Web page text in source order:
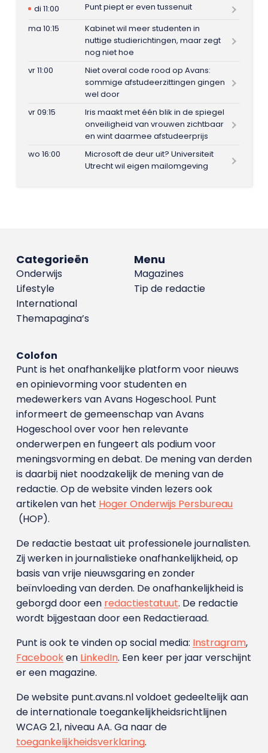
di 11:00
Punt piept er even tussenuit
ma 10:15
Kabinet wil meer studenten in
nuttige studierichtingen, maar zegt
nog niet hoe
vr 11:00
Niet overal code rood op Avans:
sommige afstudeerzittingen gingen
wel door
vr 09:15
Iris maakt met één blik in de spiegel
onveiligheid van vrouwen zichtbaar
en wint daarmee afstudeerprijs
wo 16:00
Microsoft de deur uit? Universiteit
Utrecht wil eigen mailomgeving
Menu
Magazines
Tip de redactie
Categorieën
Onderwijs
Lifestyle
International
Themapagina’s
Colofon
Punt is het onafhankelijke platform voor nieuws
en opinievorming voor studenten en
medewerkers van Avans Hoge­school. Punt
informeert de gemeenschap van Avans
Hogeschool over voor hen relevante
onderwerpen en fungeert als podium voor
meningsvorming en debat. De mening van derden
is daarbij niet noodzakelijk de mening van de
redactie. Op de website vinden lezers ook
artikelen van het Hoger Onderwijs Persbureau
(HOP).
De redactie bestaat uit professionele journalisten.
Zij werken in journalistieke onafhankelijkheid, op
basis van vrije nieuwsgaring en zonder
beïnvloeding van derden. De onafhankelijkheid is
geborgd door een redactiestatuut. De redactie
wordt bijgestaan door een Redactieraad.
Punt is ook te vinden op social media: Instragram,
Facebooken LinkedIn. Een keer per jaar verschijnt
er een magazine.
De website punt.avans.nl voldoet gedeeltelijk aan
de internationale toegankelijkheidsrichtlijnen
WCAG 2.1, niveau AA. Ga naar de
toegankelijkheidsverklaring.